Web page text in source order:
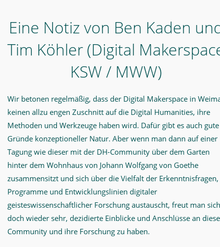
Makerspace
Eine Notiz von Ben Kaden
Tim Köhler (Digital
KSW / MWW)
Wir betonen regelmäßig, dass der Digital Makerspace in
keinen allzu engen Zuschnitt auf die Digital Humanities, ihre
Methoden und Werkzeuge haben wird. Dafür gibt es auch gute
Gründe konzeptioneller Natur. Aber wenn man dann auf einer
Tagung wie dieser mit der DH-Community über dem Garten
hinter dem Wohnhaus von Johann Wolfgang von Goethe
zusammensitzt und sich über die Vielfalt der Erkenntnisfragen,
Programme und Entwicklungslinien digitaler
geisteswissenschaftlicher Forschung austauscht, freut man sich
doch wieder sehr, dezidierte Einblicke und Anschlüsse an diese
Community und ihre Forschung zu haben.